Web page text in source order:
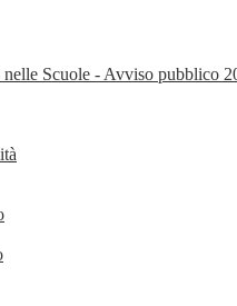
Scuole - Avviso pubblico